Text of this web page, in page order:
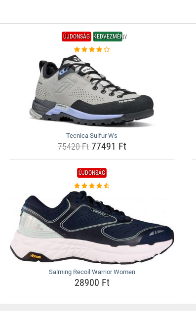
ÚJDONSÁG KEDVEZMÉNY
Tecnica Sulfur Ws
75420 Ft77491 Ft
ÚJDONSÁG
Salming Recoil Warrior Women
28900 Ft